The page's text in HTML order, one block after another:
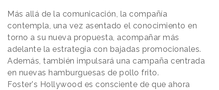
Más allá de la comunicación, la compañía
contempla, una vez asentado el conocimiento en
torno a su nueva propuesta, acompañar más
adelante la estrategia con bajadas promocionales.
Además, también impulsará una campaña centrada
en nuevas hamburguesas de pollo frito.
Foster's Hollywood es consciente de que ahora